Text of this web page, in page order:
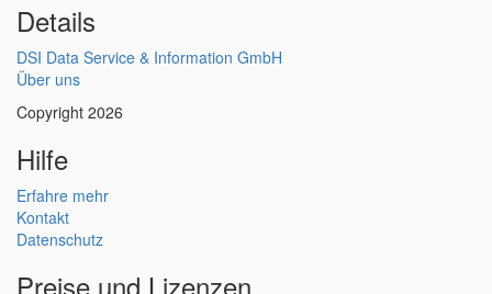
Details
DSI Data Service & Information GmbH
Über uns
Copyright 2026
Hilfe
Erfahre mehr
Kontakt
Datenschutz
Preise und Lizenzen